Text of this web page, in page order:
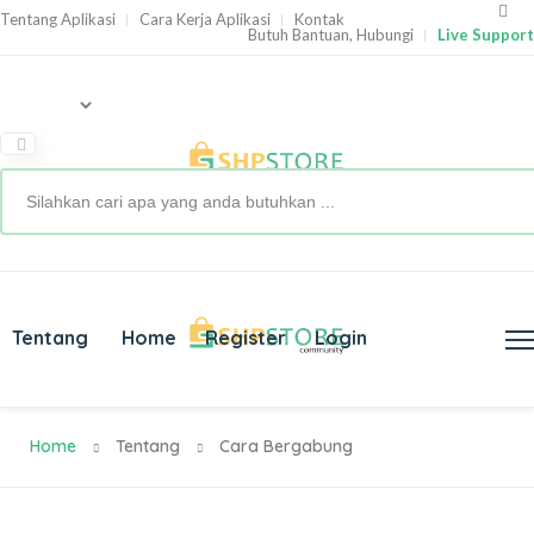
Tentang Aplikasi Cara Kerja Aplikasi
Kontak
Butuh Bantuan, Hubungi
Live Support
Tentang Home Register Login
Home Tentang Cara Bergabung